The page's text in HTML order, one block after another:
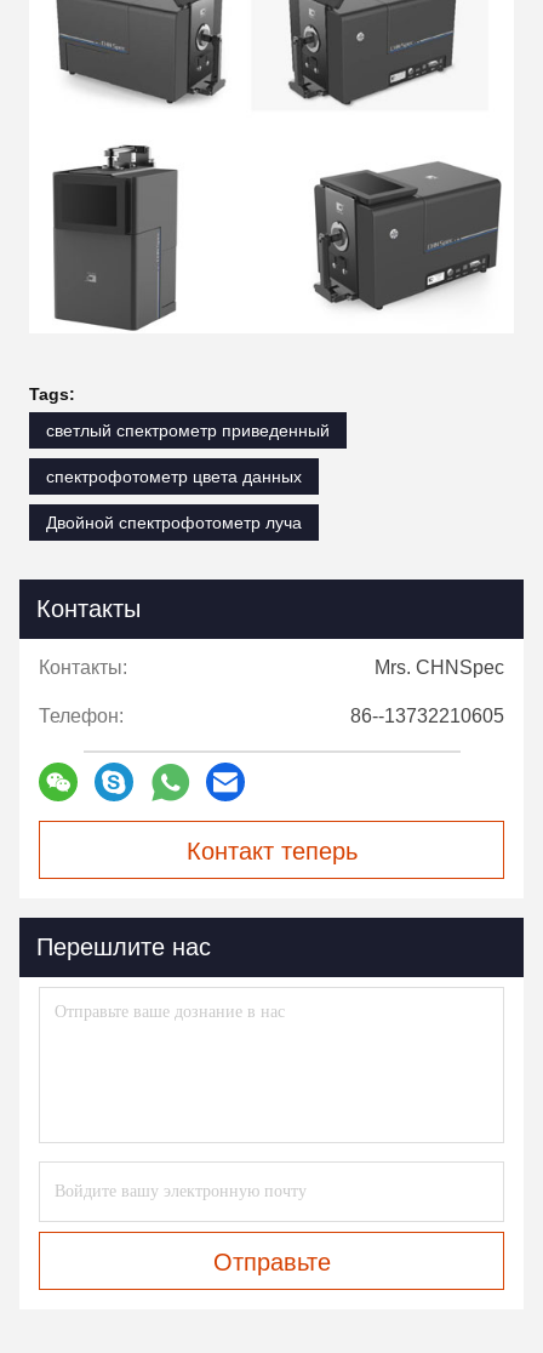
Tags:
светлый спектрометр приведенный
спектрофотометр цвета данных
Двойной спектрофотометр луча
Контакты
Контакты: Mrs. CHNSpec
Телефон: 86--13732210605
Контакт теперь
Перешлите нас
Отправьте